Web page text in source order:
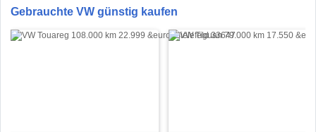
Gebrauchte VW günstig kaufen